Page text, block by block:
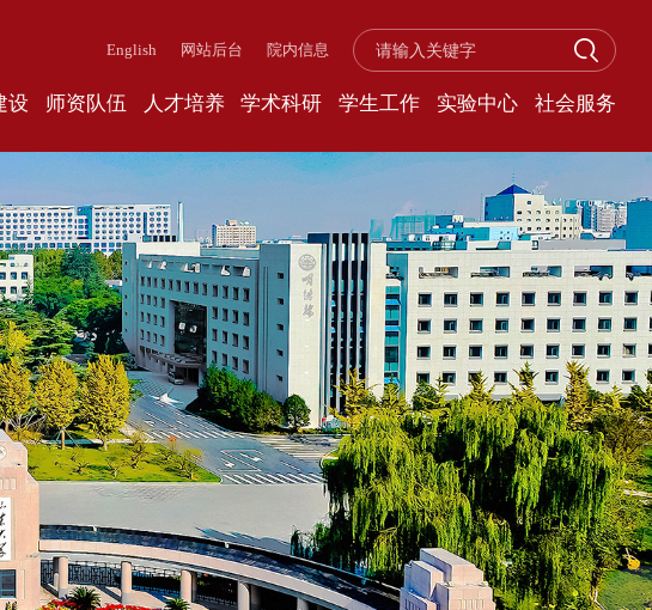
English 网站后台 院内信息
设 师资队伍 人才培养 学术科研 学生工作 实验中心 社会服务